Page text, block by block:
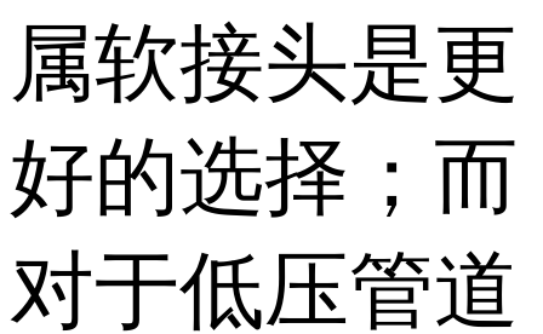
属软接头是更
好的选择；而
对于低压管道